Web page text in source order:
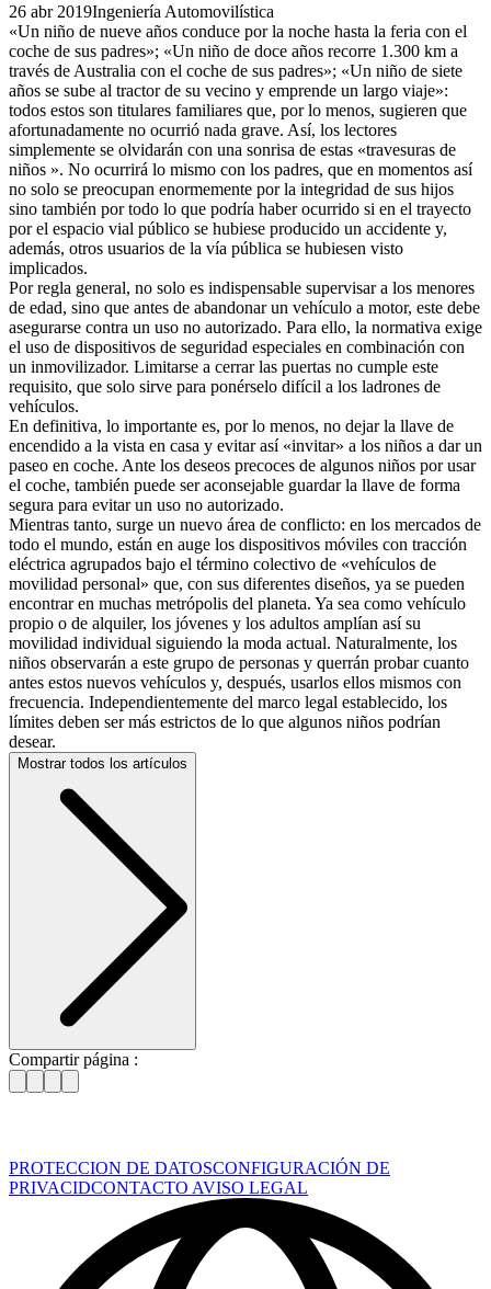
26 abr 2019Ingeniería Automovilística
«Un niño de nueve años conduce por la noche hasta la feria con el
coche de sus padres»; «Un niño de doce años recorre 1.300 km a
través de Australia con el coche de sus padres»; «Un niño de siete
años se sube al tractor de su vecino y emprende un largo viaje»:
todos estos son titulares familiares que, por lo menos, sugieren que
afortunadamente no ocurrió nada grave. Así, los lectores
simplemente se olvidarán con una sonrisa de estas «travesuras de
niños ». No ocurrirá lo mismo con los padres, que en momentos así
no solo se preocupan enormemente por la integridad de sus hijos
sino también por todo lo que podría haber ocurrido si en el trayecto
por el espacio vial público se hubiese producido un accidente y,
además, otros usuarios de la vía pública se hubiesen visto
implicados.
Por regla general, no solo es indispensable supervisar a los menores
de edad, sino que antes de abandonar un vehículo a motor, este debe
asegurarse contra un uso no autorizado. Para ello, la normativa exige
el uso de dispositivos de seguridad especiales en combinación con
un inmovilizador. Limitarse a cerrar las puertas no cumple este
requisito, que solo sirve para ponérselo difícil a los ladrones de
vehículos.
En definitiva, lo importante es, por lo menos, no dejar la llave de
encendido a la vista en casa y evitar así «invitar» a los niños a dar un
paseo en coche. Ante los deseos precoces de algunos niños por usar
el coche, también puede ser aconsejable guardar la llave de forma
segura para evitar un uso no autorizado.
Mientras tanto, surge un nuevo área de conflicto: en los mercados de
todo el mundo, están en auge los dispositivos móviles con tracción
eléctrica agrupados bajo el término colectivo de «vehículos de
movilidad personal» que, con sus diferentes diseños, ya se pueden
encontrar en muchas metrópolis del planeta. Ya sea como vehículo
propio o de alquiler, los jóvenes y los adultos amplían así su
movilidad individual siguiendo la moda actual. Naturalmente, los
niños observarán a este grupo de personas y querrán probar cuanto
antes estos nuevos vehículos y, después, usarlos ellos mismos con
frecuencia. Independientemente del marco legal establecido, los
límites deben ser más estrictos de lo que algunos niños podrían
desear.
Mostrar todos los artículos
Compartir página :
PROTECCION DE DATOSCONFIGURACIÓN DE
PRIVACIDCONTACTO AVISO LEGAL